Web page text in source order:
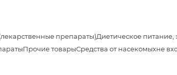
препараты)Диетическое питание,
Прочие товарыСредства от насекомыхне